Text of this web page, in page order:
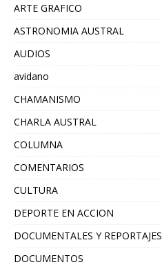
ARTE GRAFICO
ASTRONOMIA AUSTRAL
AUDIOS
avidano
CHAMANISMO
CHARLA AUSTRAL
COLUMNA
COMENTARIOS
CULTURA
DEPORTE EN ACCION
DOCUMENTALES Y REPORTAJES
DOCUMENTOS